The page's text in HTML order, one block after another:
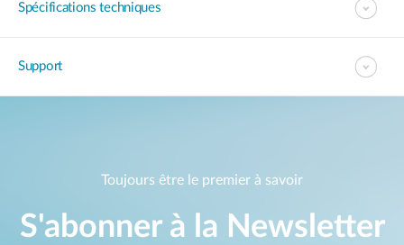
Spécifications techniques
Support
Toujours être le premier à savoir
S'abonner à la Newsletter